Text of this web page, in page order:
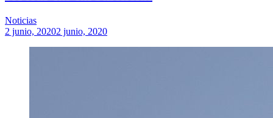
Noticias
2 junio, 20202 junio, 2020